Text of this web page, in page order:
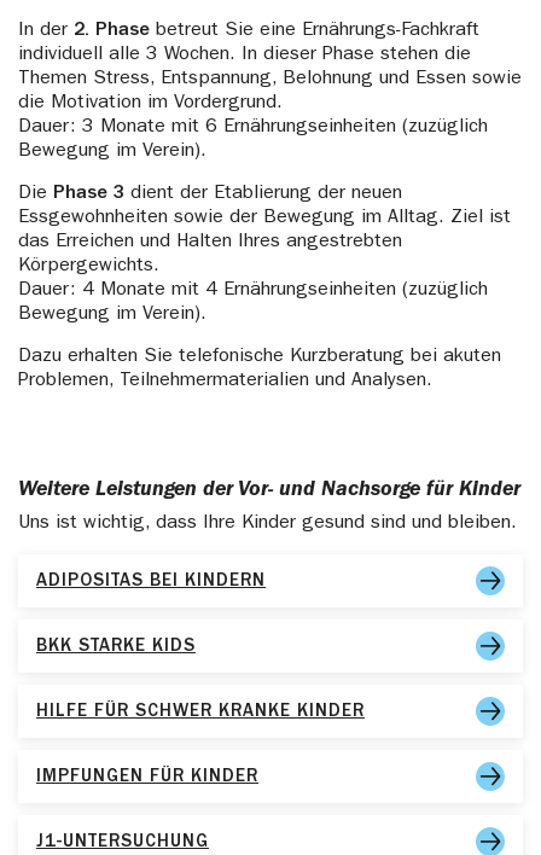
In der 2. Phase betreut Sie eine Ernährungs-Fachkraft
individuell alle 3 Wochen. In dieser Phase stehen die
Themen Stress, Entspannung, Belohnung und Essen sowie
die Motivation im Vordergrund.
Dauer: 3 Monate mit 6 Ernährungseinheiten (zuzüglich
Bewegung im Verein).
Die Phase 3 dient der Etablierung der neuen
Essgewohnheiten sowie der Bewegung im Alltag. Ziel ist
das Erreichen und Halten Ihres angestrebten
Körpergewichts.
Dauer: 4 Monate mit 4 Ernährungseinheiten (zuzüglich
Bewegung im Verein).
Dazu erhalten Sie telefonische Kurzberatung bei akuten
Problemen, Teilnehmermaterialien und Analysen.
Weitere Leistungen der Vor- und Nachsorge für Kinder
Uns ist wichtig, dass Ihre Kinder gesund sind und bleiben.
ADIPOSITAS BEI KINDERN
BKK STARKE KIDS
HILFE FÜR SCHWER KRANKE KINDER
IMPFUNGEN FÜR KINDER
J1-UNTERSUCHUNG